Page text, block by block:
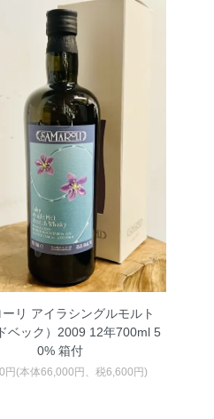
リ アイラシングルモルト
ベック）2009 12年700ml 5
0% 箱付
円(本体66,000円、税6,600円)